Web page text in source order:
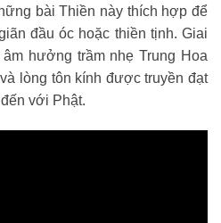
bài Thiền này thích hợp để
đầu óc hoặc thiền tịnh. Giai
hưởng trầm nhẹ Trung Hoa
lòng tôn kính được truyền đạt
với Phật.